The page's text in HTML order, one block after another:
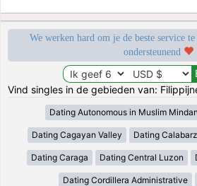
We werken hard om je de beste service
ondersteunend
Vind singles in de gebieden van:
Dating Autonomous in Muslim
Dating Cagayan Valley Dating
Dating Caraga Dating Central Luzon
Dating Cordillera Administrative